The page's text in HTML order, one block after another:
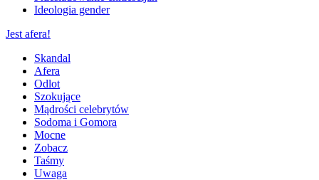
Ideologia gender
Jest afera!
Skandal
Afera
Odlot
Szokujące
Mądrości celebrytów
Sodoma i Gomora
Mocne
Zobacz
Taśmy
Uwaga